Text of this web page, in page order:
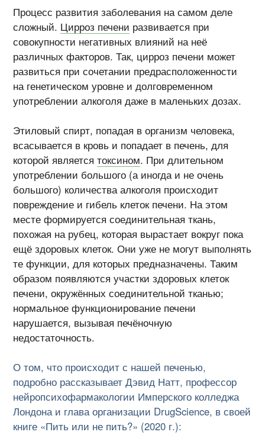
Процесс развития заболевания на самом деле
сложный. Цирроз печени развивается при
совокупности негативных влияний на неё
различных факторов. Так, цирроз печени может
развиться при сочетании предрасположенности
на генетическом уровне и долговременном
употреблении алкоголя даже в маленьких дозах.
Этиловый спирт, попадая в организм человека,
всасывается в кровь и попадает в печень, для
которой являетсятоксином. При длительном
употреблении большого (а иногда и не очень
большого) количества алкоголя происходит
повреждение и гибель клеток печени. На этом
месте формируется соединительная ткань,
похожая на рубец, которая вырастает вокруг пока
ещё здоровых клеток. Они уже не могут выполнять
те функции, для которых предназначены. Таким
образом появляются участки здоровых клеток
печени, окружённых соединительной тканью;
нормальное функционирование печени
нарушается, вызывая печёночную
недостаточность.
О том, что происходит с нашей печенью,
подробно рассказывает Дэвид Натт, профессор
нейропсихофармакологии Имперского колледжа
Лондона и глава организации DrugScience, в своей
книге «Пить или не пить?» (2020 г.):